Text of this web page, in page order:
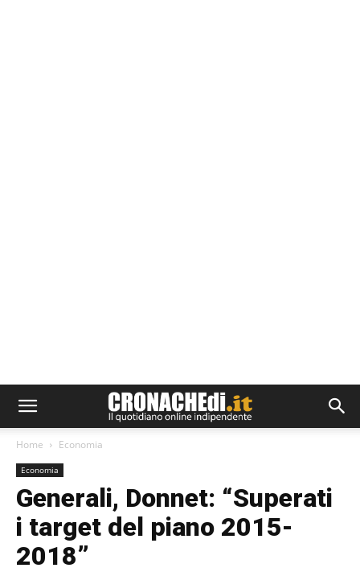
Home Economia
Economia
Generali, Donnet: “Superati
i target del piano 2015-
2018”